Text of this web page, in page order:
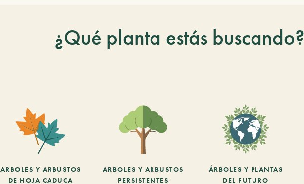
¿Qué planta estás buscando?
ARBOLES Y ARBUSTOS
DE HOJA CADUCA
ARBOLES Y ARBUSTOS
PERSISTENTES
ÁRBOLES Y PLANTAS
DEL FUTURO